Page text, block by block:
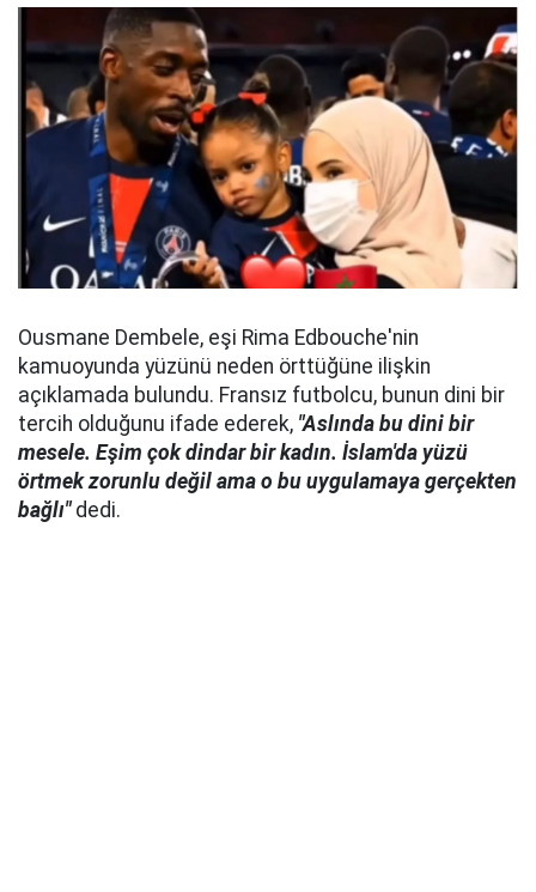
Ousmane Dembele, eşi Rima Edbouche'nin
kamuoyunda yüzünü neden örttüğüne ilişkin
açıklamada bulundu. Fransız futbolcu, bunun dini bir
tercih olduğunu ifade ederek, "Aslında bu dini bir
mesele. Eşim çok dindar bir kadın. İslam'da yüzü
örtmek zorunlu değil ama o bu uygulamaya gerçekten
bağlı"dedi.